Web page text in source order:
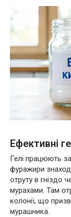
Ефективні
Гелі працюють
фуражири
отруту в гніздо
мурахами. Там
колонії, що
мурашника.